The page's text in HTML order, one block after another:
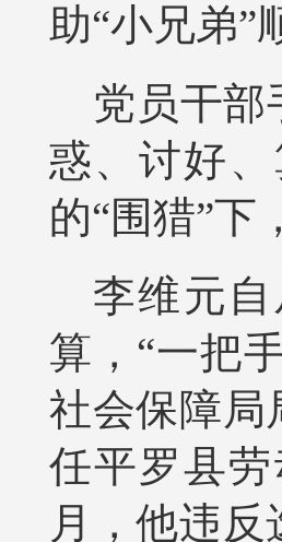
助“小兄弟”
党员干部
惑、讨好
的“围猎”下
李维元
算，“一把
社会保障局
任平罗县
月，他违